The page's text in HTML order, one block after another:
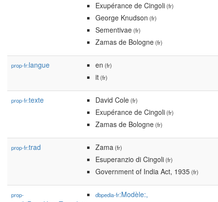
Exupérance de Cingoli(fr)
George Knudson (fr)
Sementivae(fr)
Zamas de Bologne(fr)
prop-fr:langue en (fr)
it(fr)
prop-fr:texte David Cole(fr)
Exupérance de Cingoli(fr)
Zamas de Bologne(fr)
prop-fr:trad Zama(fr)
Esuperanzio di Cingoli(fr)
Government of India Act, 1935(fr)
prop-
dbpedia-fr:Modèle:,